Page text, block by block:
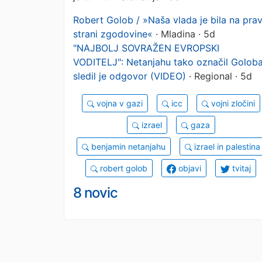
Robert Golob / »Naša vlada je bila na
strani zgodovine« · Mladina · 5d
"NAJBOLJ SOVRAŽEN EVROPSKI
VODITELJ": Netanjahu tako označil
sledil je odgovor (VIDEO) · Regional · 5d
vojna v gazi icc vojni zločini
izrael gaza
benjamin netanjahu izrael in palestina
robert golob objavi tvitaj
8 novic